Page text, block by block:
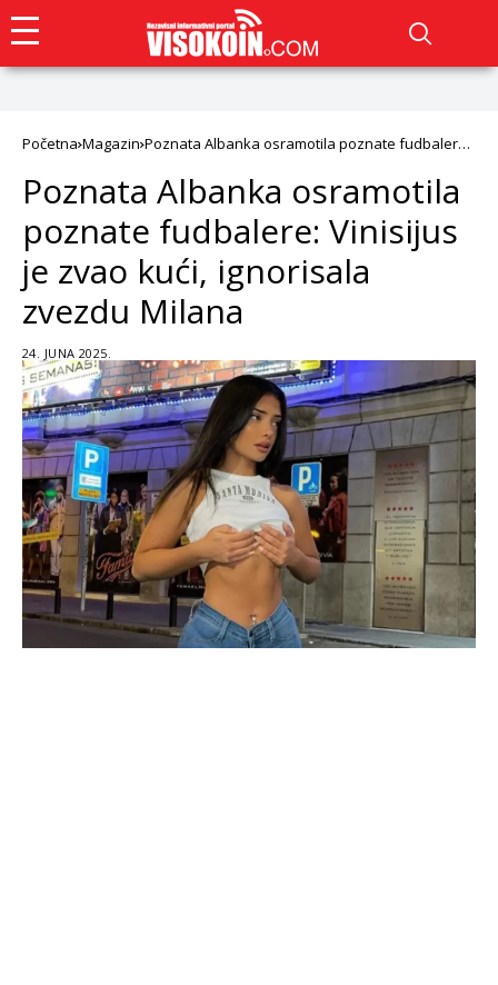
Početna Magazin Poznata Albanka osramotila poznate fudbalere:
Poznata Albanka osramotila
poznate fudbalere: Vinisijus
je zvao kući, ignorisala
zvezdu Milana
24. JUNA 2025.